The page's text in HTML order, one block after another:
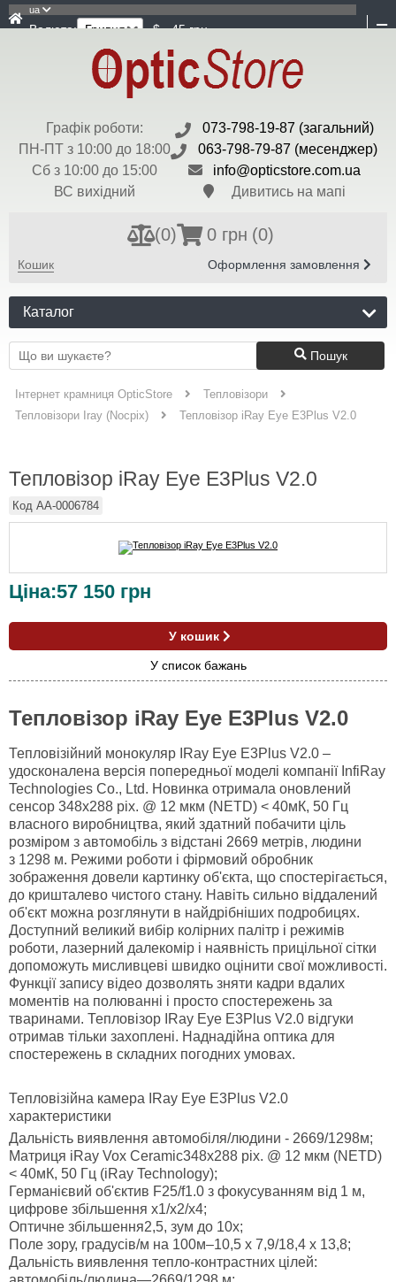
ua
Валюта: $ - 45 грн
Графік роботи:
ПН-ПТ з 10:00 до 18:00
Сб з 10:00 до 15:00
ВС вихідний
073-798-19-87 (загальний)
063-798-79-87 (месенджер)
info@opticstore.com.ua
Дивитись на мапі
(0) 0 грн (0)
Кошик Оформлення замовлення
Каталог
Пошук
Інтернет крамниця OpticStore
Тепловізори
Тепловізори Iray (Nocpix)
Тепловізор iRay Eye E3Plus V2.0
Тепловізор iRay Eye E3Plus V2.0
Код AA-0006784
Ціна:57 150 грн
У кошик
У список бажань
Тепловізор iRay Eye E3Plus V2.0
Тепловізійний монокуляр IRay Eye E3Plus V2.0 –
удосконалена версія попередньої моделі компанії InfiRay
Technologies Co., Ltd. Новинка отримала оновлений
сенсор 348х288 pix. @ 12 мкм (NETD) < 40мК, 50 Гц
власного виробництва, який здатний побачити ціль
розміром з автомобіль з відстані 2669 метрів, людини
з 1298 м. Режими роботи і фірмовий обробник
зображення довели картинку об'єкта, що спостерігається,
до кришталево чистого стану. Навіть сильно віддалений
об'єкт можна розглянути в найдрібніших подробицях.
Доступний великий вибір колірних палітр і режимів
роботи, лазерний далекомір і наявність прицільної сітки
допоможуть мисливцеві швидко оцінити свої можливості.
Функції запису відео дозволять зняти кадри вдалих
моментів на полюванні і просто спостережень за
тваринами. Тепловізор IRay Eye E3Plus V2.0 відгуки
отримав тільки захоплені. Наднадійна оптика для
спостережень в складних погодних умовах.
Тепловізійна камера IRay Eye E3Plus V2.0
характеристики
Дальність виявлення автомобіля/людини - 2669/1298м;
Матриця iRay Vox Ceramic348х288 pix. @ 12 мкм (NETD)
< 40мК, 50 Гц (iRay Technology);
Германієвий об'єктив F25/f1.0 з фокусуванням від 1 м,
цифрове збільшення х1/х2/х4;
Оптичне збільшення2,5, зум до 10х;
Поле зору, градусів/м на 100м–10,5 х 7,9/18,4 х 13,8;
Дальність виявлення тепло-контрастних цілей: